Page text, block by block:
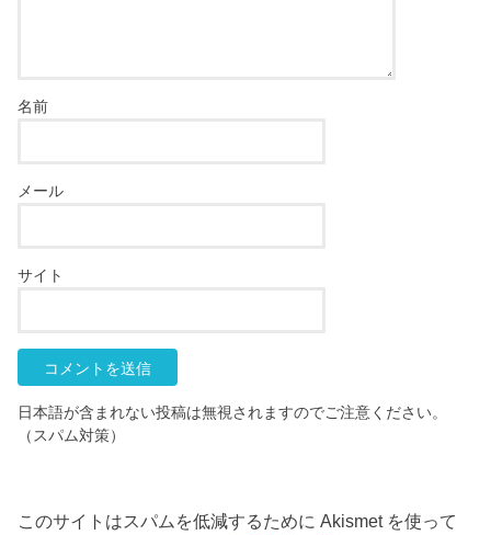
名前
メール
サイト
日本語が含まれない投稿は無視されますのでご注意ください。
（スパム対策）
このサイトはスパムを低減するために Akismet を使って